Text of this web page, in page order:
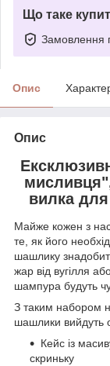
Що таке
Замовлення
Опис
Опис
вилка для
Майже кожен з
те, як його
шашлику
жар від вугілля
шампура будуть
З таким набором
шашлики вийдуть
Кейс із
скриньку